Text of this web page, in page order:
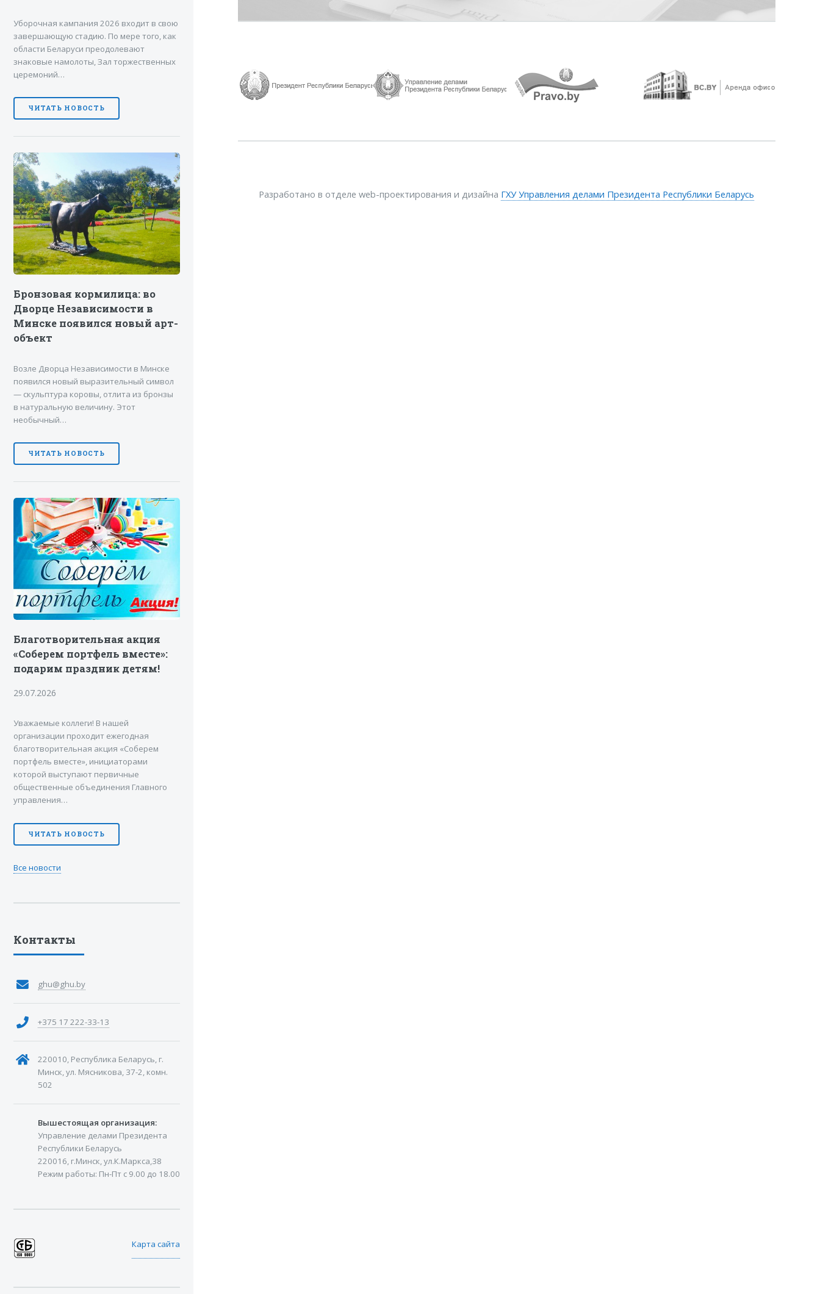
Разработано в отделе web-проектирования и дизайна ГХУ Управления делами Президента Республики Беларусь
Уборочная кампания 2026 входит в свою
завершающую стадию. По мере того, как
области Беларуси преодолевают
знаковые намолоты, Зал торжественных
церемоний…
ЧИТАТЬ НОВОСТЬ
Бронзовая кормилица: во
Дворце Независимости в
Минске появился новый арт-
объект
Возле Дворца Независимости в Минске
появился новый выразительный символ
— скульптура коровы, отлита из бронзы
в натуральную величину. Этот
необычный…
ЧИТАТЬ НОВОСТЬ
Благотворительная акция
«Соберем портфель вместе»:
подарим праздник детям!
29.07.2026
Уважаемые коллеги! В нашей
организации проходит ежегодная
благотворительная акция «Соберем
портфель вместе», инициаторами
которой выступают первичные
общественные объединения Главного
управления…
ЧИТАТЬ НОВОСТЬ
Все новости
Контакты
ghu@ghu.by
+375 17 222-33-13
220010, Республика Беларусь, г.
Минск, ул. Мясникова, 37-2, комн.
502
Вышестоящая организация:
Управление делами Президента
Республики Беларусь
220016, г.Минск, ул.К.Маркса,38
Режим работы: Пн-Пт с 9.00 до 18.00
Карта сайта